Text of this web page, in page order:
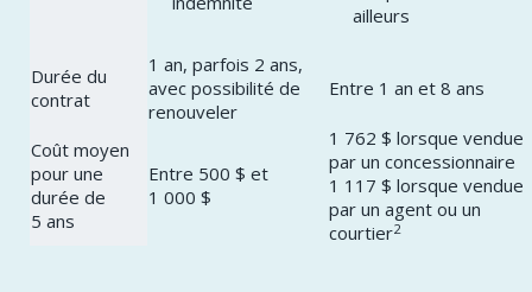
ailleurs
Durée du
contrat
1 an, parfois 2 ans,
avec possibilité de
renouveler
Entre 1 an et 8 ans
Coût moyen
pour une
durée de
5 ans
Entre 500 $ et
1 000 $
1 762 $ lorsque vendue
par un concessionnaire
1 117 $ lorsque vendue
par un agent ou un
courtier2